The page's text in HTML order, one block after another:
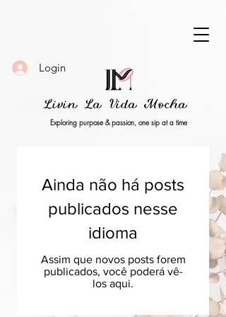
Login
Livin La Vida Mocha
Exploring purpose & passion, one sip at a time
Ainda não há posts
publicados nesse
idioma
Assim que novos posts forem
publicados, você poderá vê-
los aqui.